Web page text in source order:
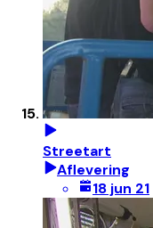
Streetart
Aflevering
18 jun 21